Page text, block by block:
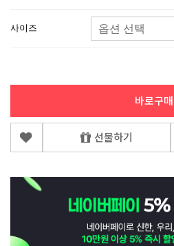
사이즈
바로구매
선물하기